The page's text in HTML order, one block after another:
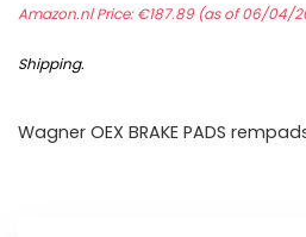
Amazon.nl Price:€187.89(as of 06/04/
Shipping.
Wagner OEX BRAKE PADS